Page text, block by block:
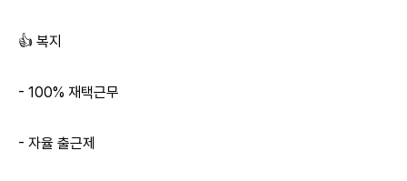
👍 복지
- 100% 재택근무
- 자율 출근제